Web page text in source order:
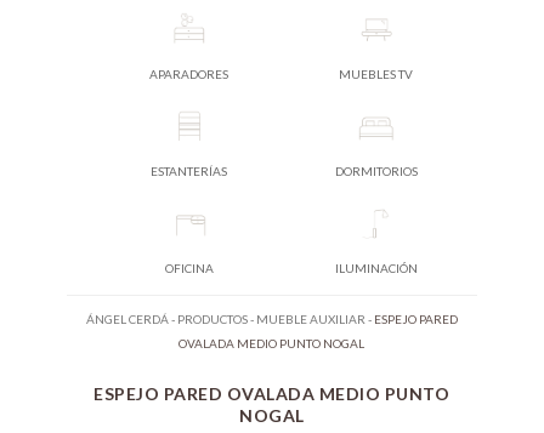
APARADORES MUEBLES TV
ESTANTERÍAS DORMITORIOS
OFICINA ILUMINACIÓN
ÁNGEL CERDÁ - PRODUCTOS- MUEBLE AUXILIAR - ESPEJO PARED
OVALADA MEDIO PUNTO NOGAL
ESPEJO PARED OVALADA MEDIO PUNTO
NOGAL